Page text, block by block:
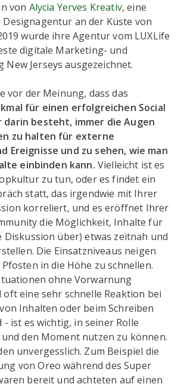
von Alycia Yerves Kreativ, eine
an der Küste von
wurde ihre Agentur vom LUXLife
digitale Marketing- und
Jerseys ausgezeichnet.
vor der Meinung, dass das
für einen erfolgreichen Social
darin besteht, immer die Augen
zu halten für externe
Ereignisse und zu sehen, wie man
einbinden kann. Vielleicht ist es
zu tun, oder es findet ein
statt, das irgendwie mit Ihrer
korreliert, und es eröffnet Ihrer
die Möglichkeit, Inhalte für
Diskussion über) etwas zeitnah und
Die Einsatzniveaus neigen
in die Höhe zu schnellen.
ohne Vorwarnung
eine sehr schnelle Reaktion bei
Inhalten oder beim Schreiben
- ist es wichtig, in seiner Rolle
den Moment nutzen zu können.
unvergesslich. Zum Beispiel die
von Oreo während des Super
bereit und achteten auf einen